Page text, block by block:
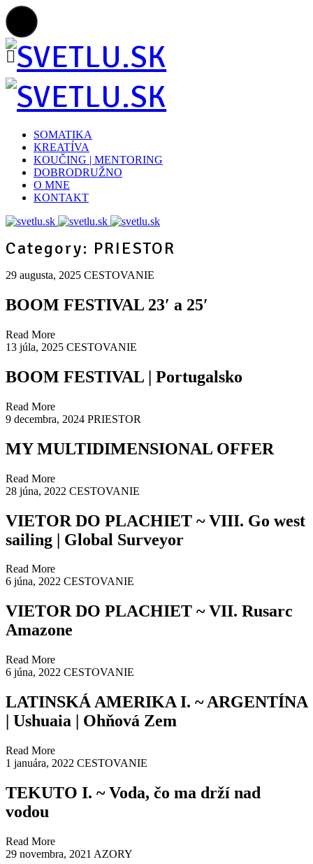
SOMATIKA
KREATÍVA
KOUČING | MENTORING
DOBRODRUŽNO
O MNE
KONTAKT
Category: PRIESTOR
29 augusta, 2025 CESTOVANIE
BOOM FESTIVAL 23′ a 25′
Read More
13 júla, 2025 CESTOVANIE
BOOM FESTIVAL | Portugalsko
Read More
9 decembra, 2024 PRIESTOR
MY MULTIDIMENSIONAL OFFER
Read More
28 júna, 2022 CESTOVANIE
VIETOR DO PLACHIET ~ VIII. Go west
sailing | Global Surveyor
Read More
6 júna, 2022 CESTOVANIE
VIETOR DO PLACHIET ~ VII. Rusarc
Amazone
Read More
6 júna, 2022 CESTOVANIE
LATINSKÁ AMERIKA I. ~ ARGENTÍNA
| Ushuaia | Ohňová Zem
Read More
1 januára, 2022 CESTOVANIE
TEKUTO I. ~ Voda, čo ma drží nad
vodou
Read More
29 novembra, 2021 AZORY